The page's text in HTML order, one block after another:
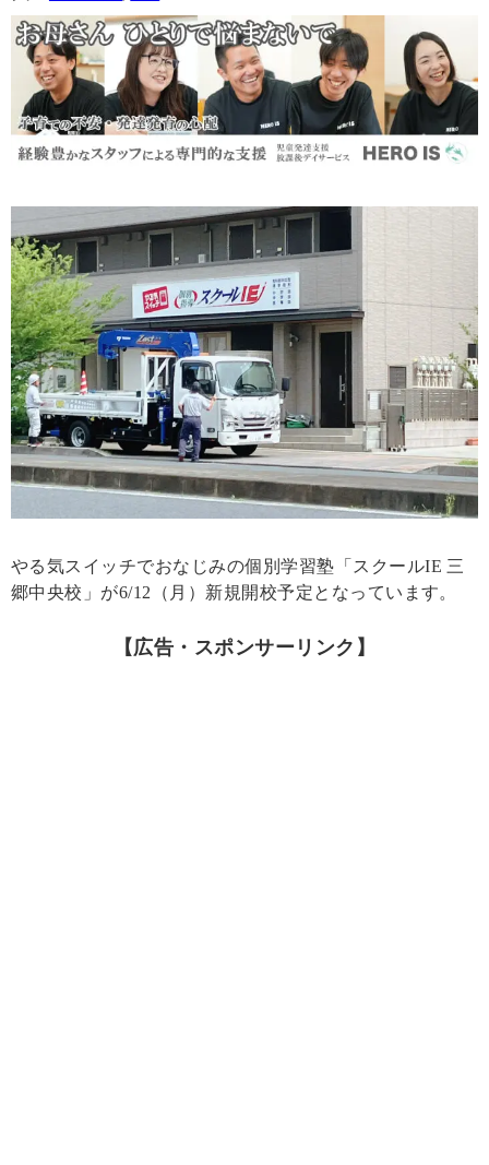
やる気スイッチでおなじみの個別学習塾「スクールIE 三
郷中央校」が6/12（月）新規開校予定となっています。
【広告・スポンサーリンク】